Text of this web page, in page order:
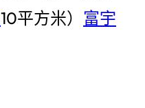
10平方米） 富宇